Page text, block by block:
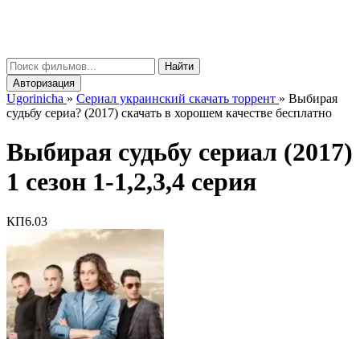
Найти
Авторизация
Ugorinicha » Сериал украинский скачать торрент » Выбирая
судьбу сериа? (2017) скачать в хорошем качестве бесплатно
Выбирая судьбу сериал (2017)
1 сезон 1-1,2,3,4 серия
КП6.03